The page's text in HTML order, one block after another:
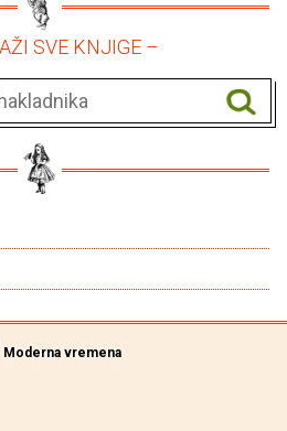
SVE KNJIGE –
Moderna vremena